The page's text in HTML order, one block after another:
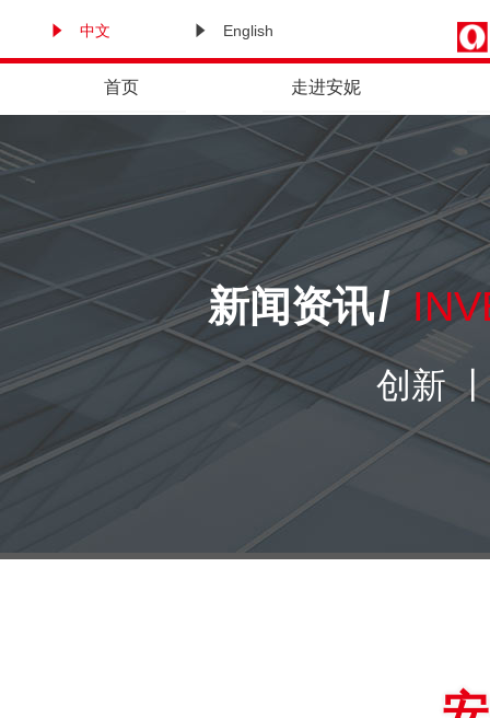
中文 English
首页 走进安妮
新闻资讯/
创新